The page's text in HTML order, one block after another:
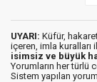
UYARI: Küfür,
içeren, imla kuralları
isimsiz ve büyük
Yorumların her türlü
Sistem yapılan